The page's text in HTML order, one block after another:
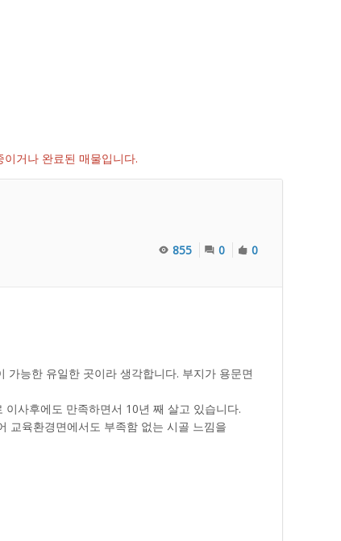
거나 완료된 매물입니다.
855 0 0
능한 유일한 곳이라 생각합니다. 부지가 용문면
사후에도 만족하면서 10년 째 살고 있습니다.
교육환경면에서도 부족함 없는 시골 느낌을